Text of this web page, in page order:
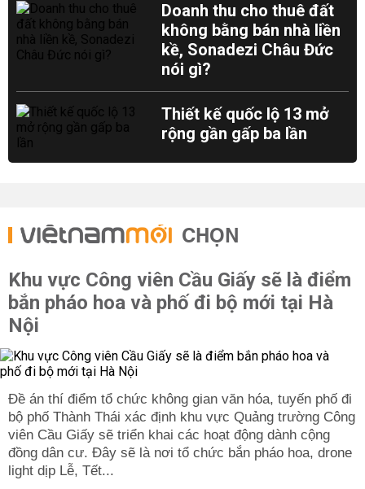
Doanh thu cho thuê đất
không bằng bán nhà liền
kề, Sonadezi Châu Đức
nói gì?
Thiết kế quốc lộ 13 mở
rộng gần gấp ba lần
CHỌN
Khu vực Công viên Cầu Giấy sẽ là điểm
bắn pháo hoa và phố đi bộ mới tại Hà
Nội
Đề án thí điểm tổ chức không gian văn hóa, tuyến phố đi
bộ phố Thành Thái xác định khu vực Quảng trường Công
viên Cầu Giấy sẽ triển khai các hoạt động dành cộng
đồng dân cư. Đây sẽ là nơi tổ chức bắn pháo hoa, drone
light dịp Lễ, Tết...